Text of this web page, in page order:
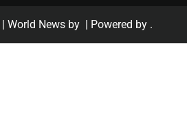
| World News by | Powered by .